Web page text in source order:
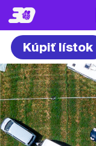
Kúpiť lístok